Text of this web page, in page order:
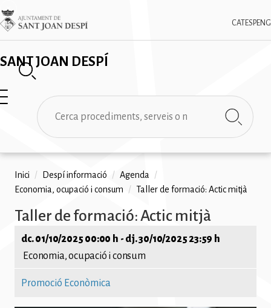
Vés
al
contingut
SANT JOAN DESPÍ
CAT ESPENG
Imatge
✕
Cerca
Fil
d'ariadna
Inici / Despí informació / Agenda
/
Economia, ocupació i consum
/ Taller de formació: Actic mitjà
Taller de formació: Actic mitjà
dc. 01/10/2025 00:00 h - dj. 30/10/2025 23:59 h
Economia, ocupació i consum
Promoció Econòmica